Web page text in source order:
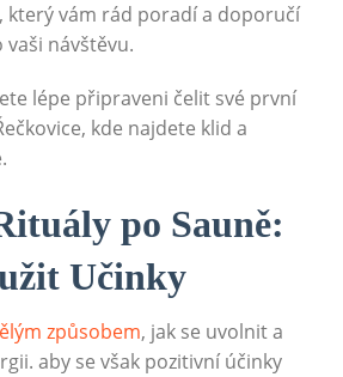
který vám rád poradí a doporučí
návštěvu.
lépe připraveni čelit své první
kde najdete klid a
po Sauně:
Učinky
způsobem, jak se uvolnit a
aby se však pozitivní účinky